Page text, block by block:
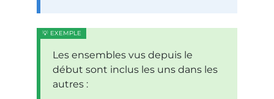
Les ensembles vus depuis le
début sont inclus les uns dans les
autres :